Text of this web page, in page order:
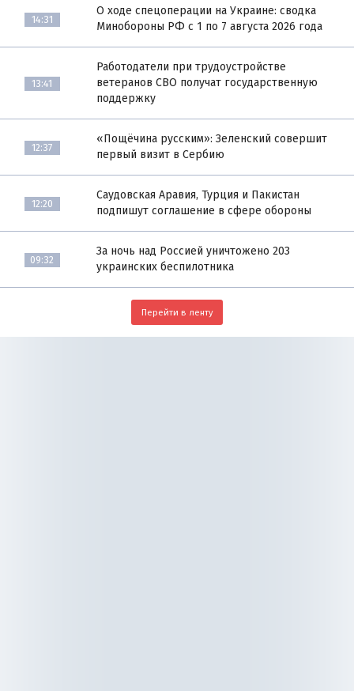
14:31
О ходе спецоперации на Украине: сводка
Минобороны РФ с 1 по 7 августа 2026 года
13:41
Работодатели при трудоустройстве
ветеранов СВО получат государственную
поддержку
12:37
«Пощёчина русским»: Зеленский совершит
первый визит в Сербию
12:20
Саудовская Аравия, Турция и Пакистан
подпишут соглашение в сфере обороны
09:32
За ночь над Россией уничтожено 203
украинских беспилотника
Перейти в ленту